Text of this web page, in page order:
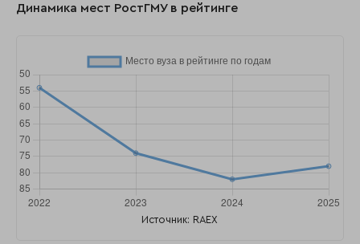
Динамика мест РостГМУ в рейтинге
Источник: RAEX